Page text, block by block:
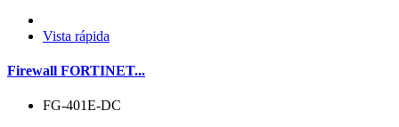
Vista rápida
Firewall FORTINET...
FG-401E-DC